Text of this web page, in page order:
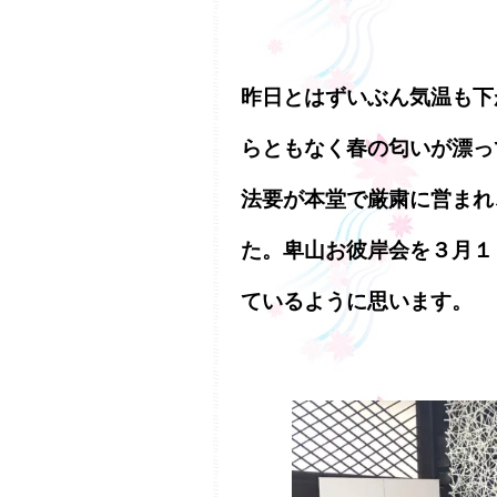
昨日とはずいぶん気温も
らともなく春の匂いが漂
法要が本堂で厳粛に営ま
た。卑山お彼岸会を３月
ているように思います。